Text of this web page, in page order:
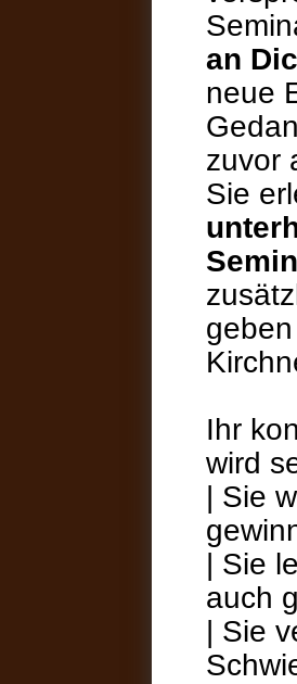
an
neue
zuvor
Sie
Ihr
wird
| Sie
| Sie
auch
| Sie